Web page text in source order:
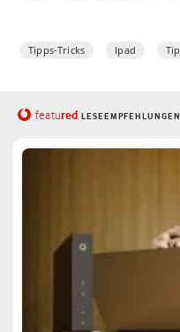
Tipps-Tricks Ipad
featured LESEEMPFEHLUNGEN